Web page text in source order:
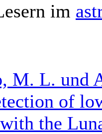
im
M. L. und
of
the